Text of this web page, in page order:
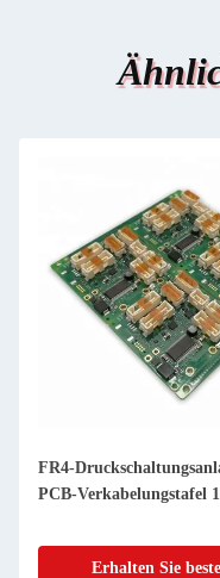
FR4-
PCB-Verkabelungstafel
Erhalten Sie